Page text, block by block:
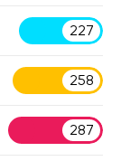
227
258
287